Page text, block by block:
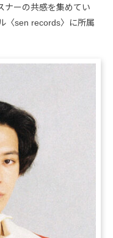
ナーの共感を集めてい
〈sen records〉に所属